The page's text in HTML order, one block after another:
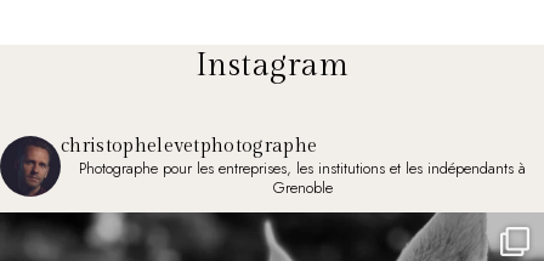
Instagram
christophelevetphotographe
Photographe pour les entreprises, les institutions et les indépendants à
Grenoble